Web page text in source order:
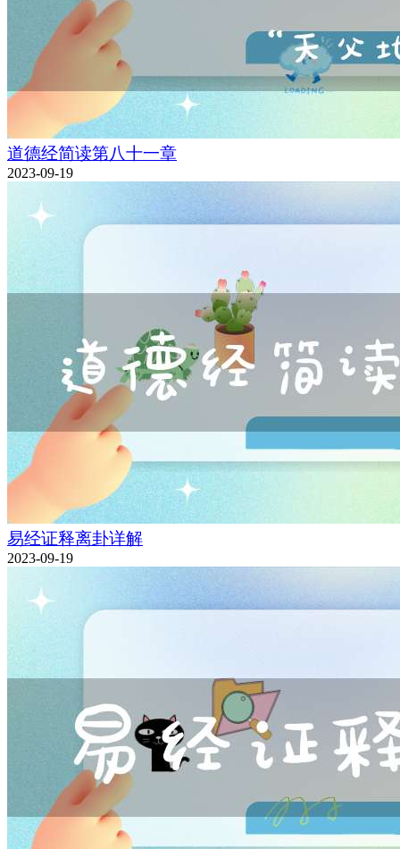
道德经简读第八十一章
2023-09-19
易经证释离卦详解
2023-09-19